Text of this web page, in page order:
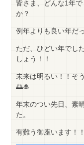
皆さま、どんな1年
か？
例年よりも良い年だ
ただ、ひどい年でし
しょう！！
未来は明るい！！そ
🌅🎍
年末のつい先日、素
た。
有難う御座います！！